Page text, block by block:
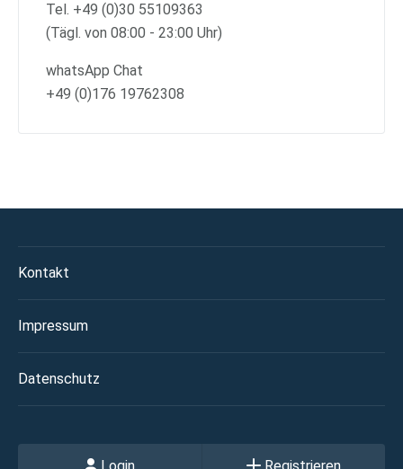
Tel. +49 (0)30 55109363
(Tägl. von 08:00 - 23:00 Uhr)
whatsApp Chat
+49 (0)176 19762308
Kontakt
Impressum
Datenschutz